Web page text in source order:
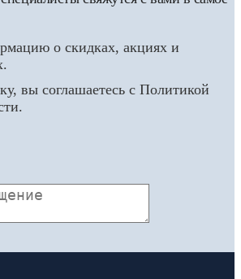
о скидках, акциях и
вы соглашаетесь с Политикой